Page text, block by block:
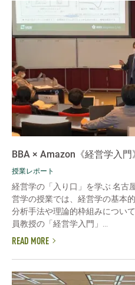
BBA × Amazon《経営学入門
授業レポート
経営学の「入り口」を学ぶ 名古
営学の授業では、経営学の基本
分析手法や理論的枠組みについ
員教授の「経営学入門」...
READ MORE